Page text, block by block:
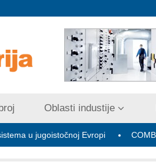
Oblasti industije
Evropi COMBYPACK